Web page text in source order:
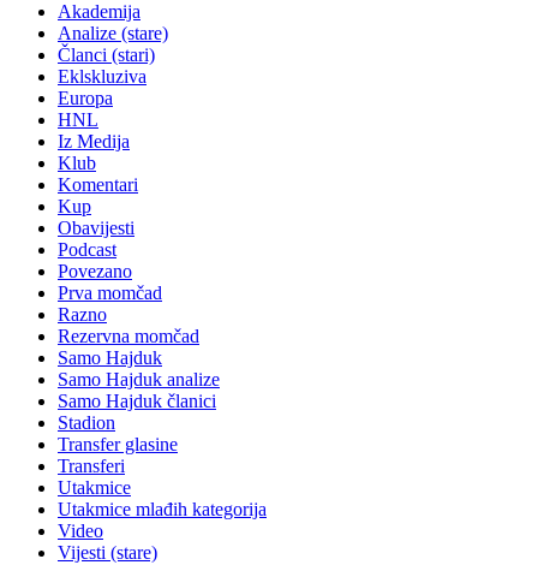
Akademija
Analize (stare)
Članci (stari)
Eklskluziva
Europa
HNL
Iz Medija
Klub
Komentari
Kup
Obavijesti
Podcast
Povezano
Prva momčad
Razno
Rezervna momčad
Samo Hajduk
Samo Hajduk analize
Samo Hajduk članici
Stadion
Transfer glasine
Transferi
Utakmice
Utakmice mlađih kategorija
Video
Vijesti (stare)